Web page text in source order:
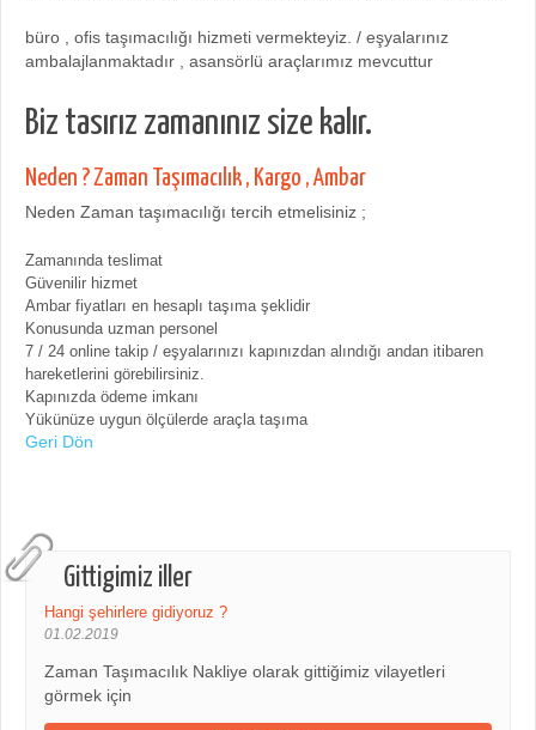
Gittigimiz iller
Hangi şehirlere gidiyoruz ?
01.02.2019
Zaman Taşımacılık Nakliye olarak gittiğimiz vilayetleri
görmek için
büro , ofis taşımacılığı hizmeti vermekteyiz. / eşyalarınız
ambalajlanmaktadır , asansörlü araçlarımız mevcuttur
Biz tasırız zamanınız size kalır.
Neden ? Zaman Taşımacılık , Kargo , Ambar
Neden Zaman taşımacılığı tercih etmelisiniz ;
Zamanında teslimat
Güvenilir hizmet
Ambar fiyatları en hesaplı taşıma şeklidir
Konusunda uzman personel
7 / 24 online takip / eşyalarınızı kapınızdan alındığı andan itibaren
hareketlerini görebilirsiniz.
Kapınızda ödeme imkanı
Yükünüze uygun ölçülerde araçla taşıma
Geri Dön